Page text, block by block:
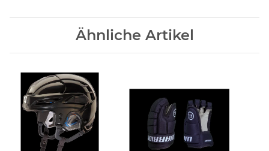
Ähnliche Artikel